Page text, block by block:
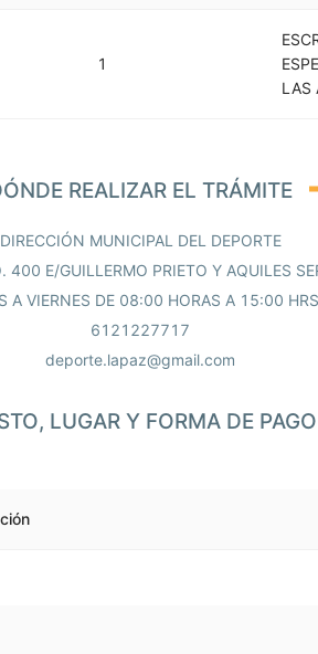
1
LAS
REALIZAR EL TRÁMITE
DIRECCIÓN MUNICIPAL DEL DEPORTE
400 E/GUILLERMO PRIETO Y AQUILES
A VIERNES DE 08:00 HORAS A 15:00
6121227717
deporte.lapaz@gmail.com
LUGAR Y FORMA DE PAGO